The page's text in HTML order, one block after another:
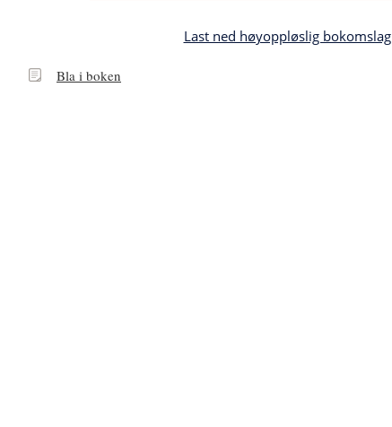
Last ned høyoppløslig bokomslag
BlaBla i boken